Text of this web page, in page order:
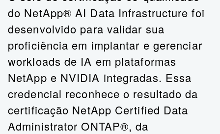
do NetApp® AI Data Infrastructure foi
desenvolvido para validar sua
proficiência em implantar e gerenciar
workloads de IA em plataformas
NetApp e NVIDIA integradas. Essa
credencial reconhece o resultado da
certificação NetApp Certified Data
Administrator ONTAP®, da